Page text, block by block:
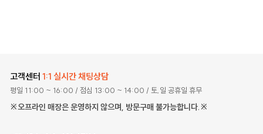
고객센터 1:1 실시간 채팅상담
평일 11:00 ~ 16:00 / 점심 13:00 ~ 14:00 / 토,일 공휴일 휴무
※오프라인 매장은 운영하지 않으며, 방문구매 불가능합니다.※